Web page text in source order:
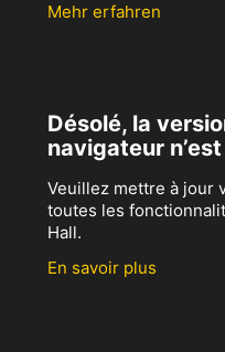
Mehr erfahren
Désolé, la
navigateur
Veuillez mettre à jour
toutes les
Hall.
En savoir plus